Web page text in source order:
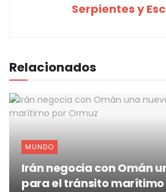
Serpientes y
Relacionados
MUNDO
Irán negocia con Omán
para el tránsito marítimo